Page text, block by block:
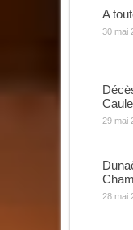
A
30 mai
29 mai
28 mai